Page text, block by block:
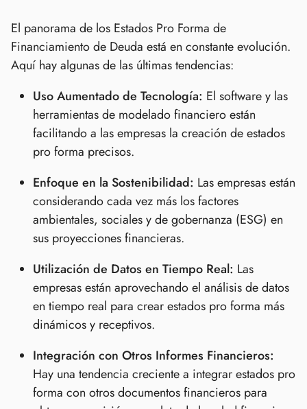
El panorama de los Estados Pro Forma de
Financiamiento de Deuda está en constante evolución.
Aquí hay algunas de las últimas tendencias:
Uso Aumentado de Tecnología: El software y las
herramientas de modelado financiero están
facilitando a las empresas la creación de estados
pro forma precisos.
Enfoque en la Sostenibilidad: Las empresas están
considerando cada vez más los factores
ambientales, sociales y de gobernanza (ESG) en
sus proyecciones financieras.
Utilización de Datos en Tiempo Real: Las
empresas están aprovechando el análisis de datos
en tiempo real para crear estados pro forma más
dinámicos y receptivos.
Integración con Otros Informes Financieros:
Hay una tendencia creciente a integrar estados pro
forma con otros documentos financieros para